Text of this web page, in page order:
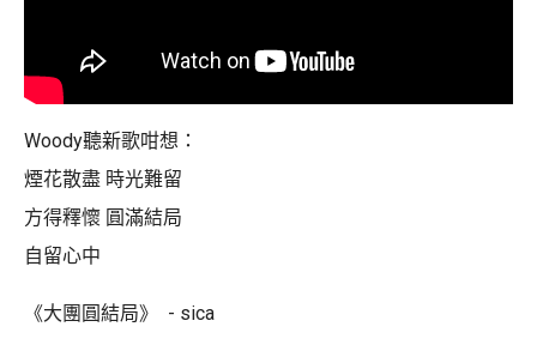
Woody聽新歌咁想：
煙花散盡 時光難留
方得釋懷 圓滿結局
自留心中
《大團圓結局》 - sica